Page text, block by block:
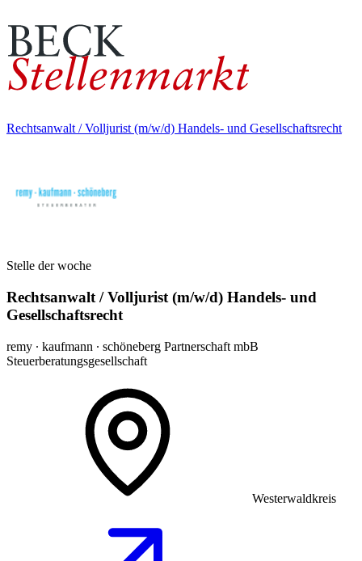
Rechtsanwalt / Volljurist (m/w/d) Handels- und Gesellschaftsrecht
Stelle der woche
Rechtsanwalt / Volljurist (m/w/d) Handels- und
Gesellschaftsrecht
remy ∙ kaufmann ∙ schöneberg Partnerschaft mbB
Steuerberatungsgesellschaft
Westerwaldkreis